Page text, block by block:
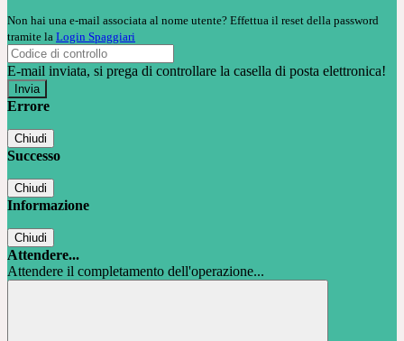
Non hai una e-mail associata al nome utente? Effettua il reset della password
tramite la Login Spaggiari
E-mail inviata, si prega di controllare la casella di posta elettronica!
Errore
Chiudi
Successo
Chiudi
Informazione
Chiudi
Attendere...
Attendere il completamento dell'operazione...